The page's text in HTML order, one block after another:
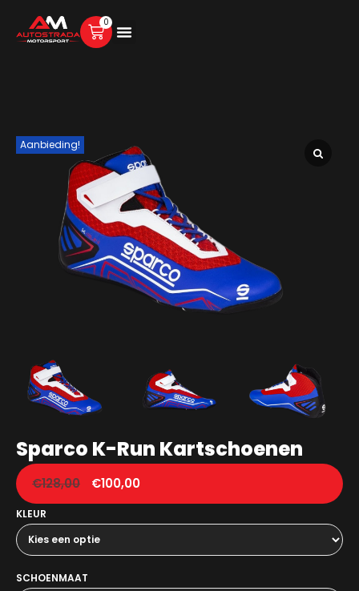
0
Aanbieding!
Sparco K-Run Kartschoenen
€128,00 €100,00
KLEUR
SCHOENMAAT